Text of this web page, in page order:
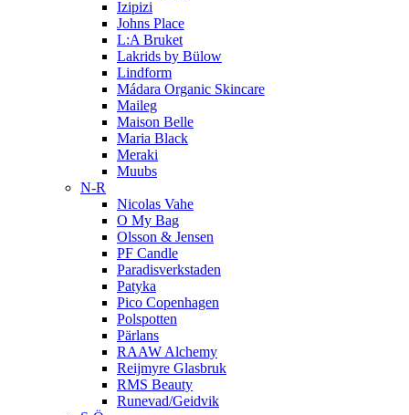
Izipizi
Johns Place
L:A Bruket
Lakrids by Bülow
Lindform
Mádara Organic Skincare
Maileg
Maison Belle
Maria Black
Meraki
Muubs
N-R
Nicolas Vahe
O My Bag
Olsson & Jensen
PF Candle
Paradisverkstaden
Patyka
Pico Copenhagen
Polspotten
Pärlans
RAAW Alchemy
Reijmyre Glasbruk
RMS Beauty
Runevad/Geidvik